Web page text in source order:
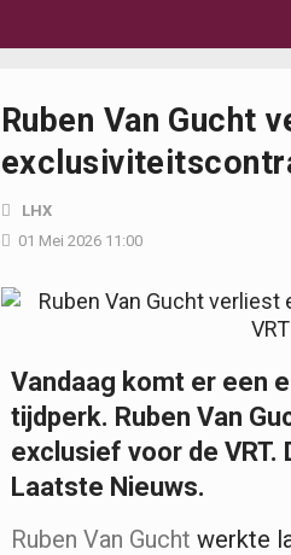
Ruben Van Gucht
LHX
01 Mei 2026 11:00
Vandaag komt er een
tijdperk. Ruben Van
exclusief voor de VRT.
Laatste Nieuws.
Ruben Van Gucht werkte